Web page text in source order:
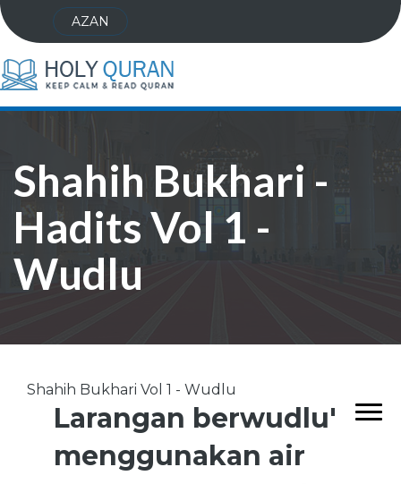
AZAN
Shahih Bukhari -
Hadits Vol 1 -
Wudlu
Shahih Bukhari Vol 1 - Wudlu
Larangan berwudlu'
menggunakan air